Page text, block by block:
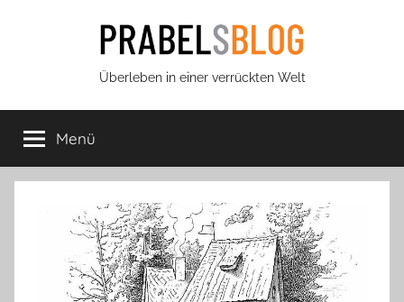
Prabels
Blog
Überleben in einer verrückten Welt
Menü